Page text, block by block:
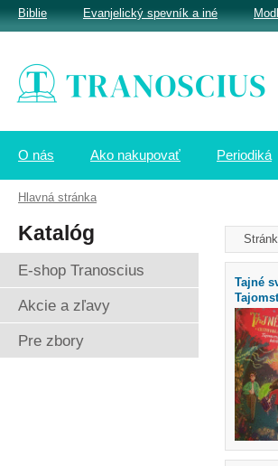
O nás Ako nakupovať Periodiká
Tajné
Katalóg
E-shop Tranoscius
Akcie a zľavy
Pre zbory
Biblie Evanjelický spevník a iné
Hlavná stránka